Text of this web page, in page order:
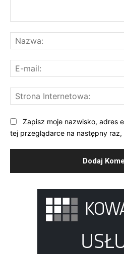
Zapisz moje nazwisko, adres
tej przeglądarce na następny